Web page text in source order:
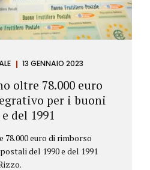
13 GENNAIO 2023
oltre 78.000 euro
per i buoni
del 1991
euro di rimborso
del 1990 e del 1991